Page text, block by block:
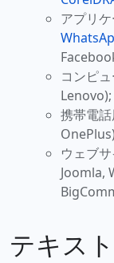
アプリ
コンピ
Lenovo);
携帯電
ウェブ
Joomla,
テキス